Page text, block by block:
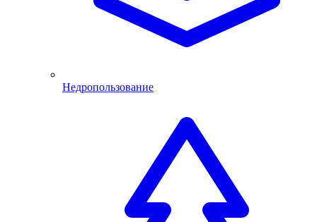
Недропользование